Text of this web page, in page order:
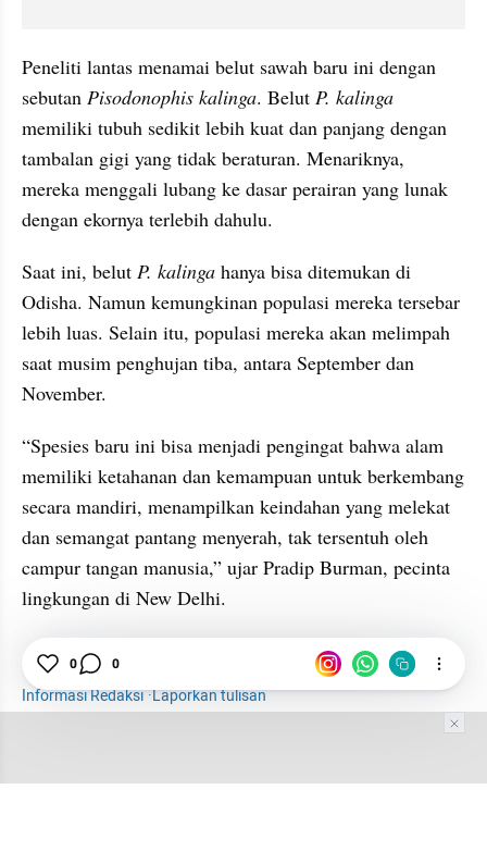
Peneliti lantas menamai belut sawah baru ini dengan
sebutan Pisodonophis kalinga. Belut P. kalinga
memiliki tubuh sedikit lebih kuat dan panjang dengan
tambalan gigi yang tidak beraturan. Menariknya,
mereka menggali lubang ke dasar perairan yang lunak
dengan ekornya terlebih dahulu.
Saat ini, belut P. kalinga hanya bisa ditemukan di
Odisha. Namun kemungkinan populasi mereka tersebar
lebih luas. Selain itu, populasi mereka akan melimpah
saat musim penghujan tiba, antara September dan
November.
“Spesies baru ini bisa menjadi pengingat bahwa alam
memiliki ketahanan dan kemampuan untuk berkembang
secara mandiri, menampilkan keindahan yang melekat
dan semangat pantang menyerah, tak tersentuh oleh
campur tangan manusia,” ujar Pradip Burman, pecinta
lingkungan di New Delhi.
Belut Sawah Spesies Baru
Hewan
Informasi Redaksi·Laporkan tulisan
0 0